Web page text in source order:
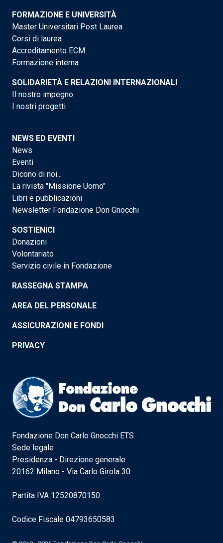
FORMAZIONE E UNIVERSITÀ
Master Universitari Post Laurea
Corsi di laurea
Accreditamento ECM
Formazione interna
SOLIDARIETÀ E RELAZIONI INTERNAZIONALI
Il nostro impegno
I nostri progetti
NEWS ED EVENTI
News
Eventi
Dicono di noi...
La rivista "Missione Uomo"
Libri e pubblicazioni
Newsletter Fondazione Don Gnocchi
SOSTIENICI
Donazioni
Volontariato
Servizio civile in Fondazione
RASSEGNA STAMPA
AREA DEL PERSONALE
ASSICURAZIONI E FONDI
PRIVACY
Fondazione Don Carlo Gnocchi ETS
Sede legale
Presidenza - Direzione generale
20162 Milano - Via Carlo Girola 30
Partita IVA 12520870150
Codice Fiscale 04793650583